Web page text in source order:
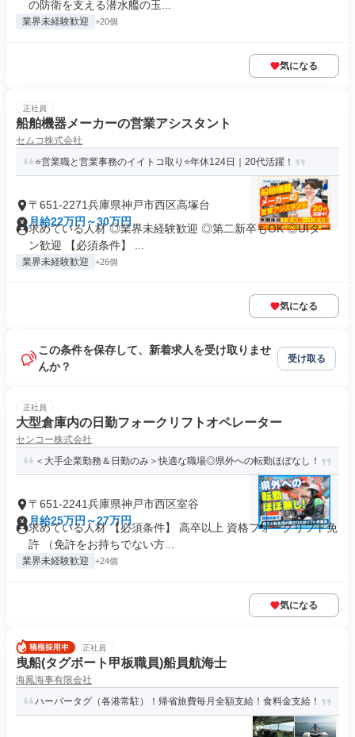
の防衛を支える潜水艦の玉...
業界未経験歓迎 +20個
気になる
正社員
船舶機器メーカーの営業アシスタント
セムコ株式会社
⭐営業職と営業事務のイイトコ取り⭐年休124日｜20代活躍！
〒651-2271兵庫県神戸市西区高塚台
月給22万円～30万円
求めている人材 ◎業界未経験歓迎 ◎第二新卒もOK ◎UIター
ン歓迎 【必須条件】 ...
業界未経験歓迎 +26個
気になる
この条件を保存して、新着求人を受け取りませ
んか？
受け取る
正社員
大型倉庫内の日勤フォークリフトオペレーター
センコー株式会社
＜大手企業勤務＆日勤のみ＞快適な職場◎県外への転勤ほぼなし！
〒651-2241兵庫県神戸市西区室谷
月給25万円～27万円
求めている人材 【必須条件】 高卒以上 資格フォークリフト免
許 （免許をお持ちでない方...
業界未経験歓迎 +24個
気になる
正社員
曳船(タグボート甲板職員)船員航海士
海鳳海事有限会社
ハーバータグ（各港常駐）！帰省旅費毎月全額支給！食料金支給！